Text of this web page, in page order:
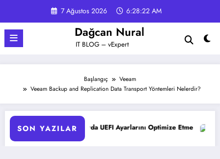
7 Ağustos 2026 6:28:23 AM
Dağcan Nural
IT BLOG – vExpert
Başlangıç
Veeam
Veeam Backup and Replication Data Transport Yöntemleri Nelerdir?
SON YAZILAR
UEFI Ayarlarını Optimize Etme Microsoft 365